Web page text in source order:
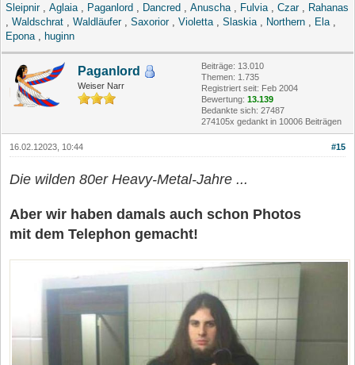
Sleipnir, Aglaia Paganlord Dancred Anuscha Fulvia Czar,
Rahanas
Waldschrat Waldläufer, Saxorior, Violetta Slaskia Northern Ela
Epona
huginn
Paganlord
Weiser Narr
Beiträge: 13.010
Themen: 1.735
Registriert seit: Feb 2004
Bewertung: 13.139
Bedankte sich: 27487
274105x gedankt in 10006 Beiträgen
#15
16.02.12023, 10:44
Die wilden 80er Heavy-Metal-Jahre ...
Aber wir haben damals auch schon Photos
mit dem Telephon gemacht!